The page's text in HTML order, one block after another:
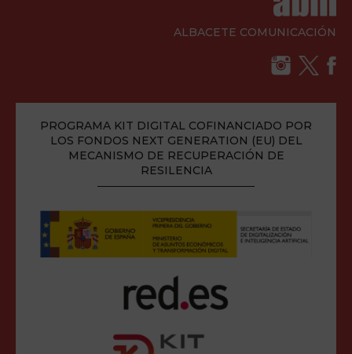
ALBACETE COMUNICACIÓN
PROGRAMA KIT DIGITAL COFINANCIADO POR
LOS FONDOS NEXT GENERATION (EU) DEL
MECANISMO DE RECUPERACIÓN DE
RESILENCIA